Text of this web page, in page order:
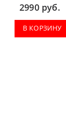
2990 руб.
В КОРЗИНУ